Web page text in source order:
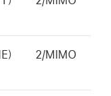
） 2/MIMO